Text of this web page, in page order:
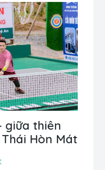
giữa thiên
Hòn Mát